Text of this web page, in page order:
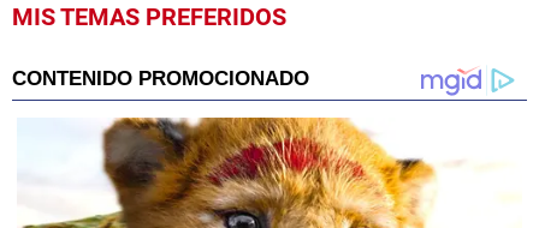
MIS TEMAS PREFERIDOS